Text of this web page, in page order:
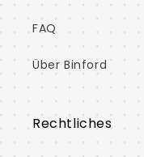
FAQ
Über Binford
Rechtliches